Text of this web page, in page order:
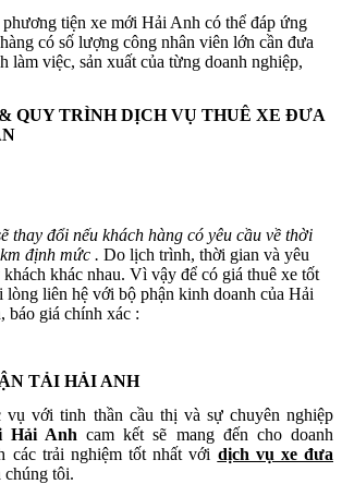
tiện xe mới Hải Anh có thể đáp ứng
có số lượng công nhân viên lớn cần đưa
làm việc, sản xuất của từng doanh nghiệp,
QUY TRÌNH DỊCH VỤ THUÊ XE ĐƯA
thay đổi nếu khách hàng có yêu cầu về thời
định mức . Do lịch trình, thời gian và yêu
khách khác nhau. Vì vậy để có giá thuê xe tốt
lòng liên hệ với bộ phận kinh doanh của Hải
báo giá chính xác :
TẢI HẢI ANH
với tinh thần cầu thị và sự chuyên nghiệp
Hải Anh cam kết sẽ mang đến cho doanh
các trải nghiệm tốt nhất với dịch vụ xe đưa
chúng tôi.